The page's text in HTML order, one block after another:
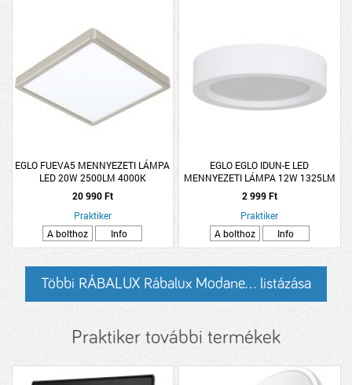
EGLO FUEVA5 MENNYEZETI LÁMPA
LED 20W 2500LM 4000K
28,5X28,5CM MATTNIKKEL
20 990 Ft
Praktiker
A bolthoz
Info
EGLO EGLO IDUN-E LED
MENNYEZETI LÁMPA 12W 1325LM
4000K IP20 16CM FEHÉR
2 999 Ft
Praktiker
A bolthoz
Info
Többi RÁBALUX Rábalux Modane... listázása
Praktiker további termékek